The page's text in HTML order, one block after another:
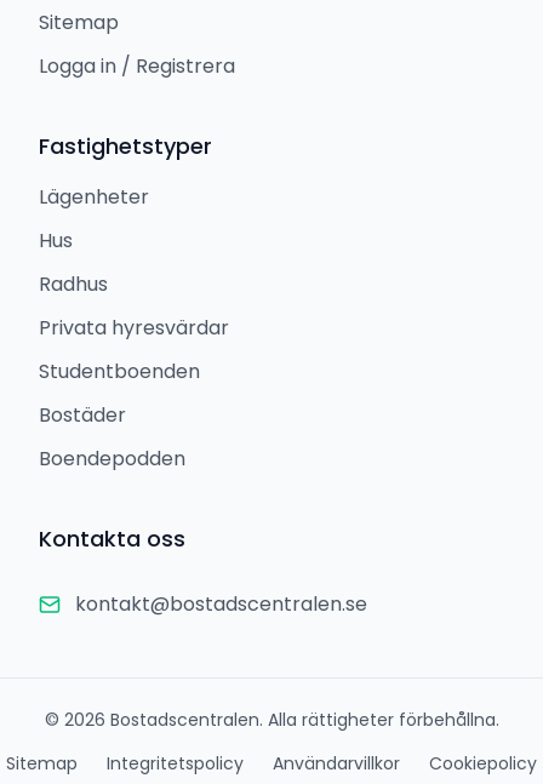
Sitemap
Logga in / Registrera
Fastighetstyper
Lägenheter
Hus
Radhus
Privata hyresvärdar
Studentboenden
Bostäder
Boendepodden
Kontakta oss
kontakt@bostadscentralen.se
© 2026 Bostadscentralen. Alla rättigheter förbehållna.
Sitemap
Integritetspolicy Användarvillkor Cookiepolicy